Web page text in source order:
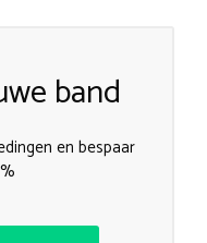
band
en bespaar